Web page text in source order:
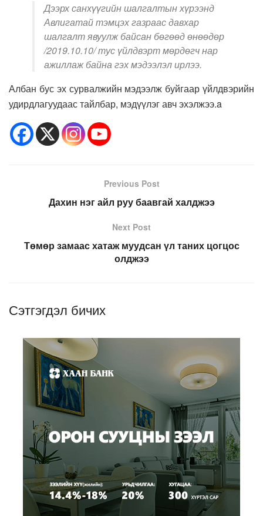
Дээрх санхүүгийн шалгалтын хүрээнд
Авлигатай тэмцэх газраас давхар
шалгалт явуулж байсан бөгөөд өнөөдөр
/2019.10.10/ тус үйлдвэрт мөрдөгч нар
ажиллаж байна гэх мэдээлэл ирлээ.
Албан бус эх сурвалжийн мэдээлж буйгаар үйлдвэрийн
удирдлагуудаас тайлбар, мэдүүлэг авч эхэлжээ.a
Previous Post
Дахин нэг айл руу баавгай халджээ
Next Post
Төмөр замаас хатаж муудсан үл таних цогцос
олджээ
Сэтгэгдэл бичих